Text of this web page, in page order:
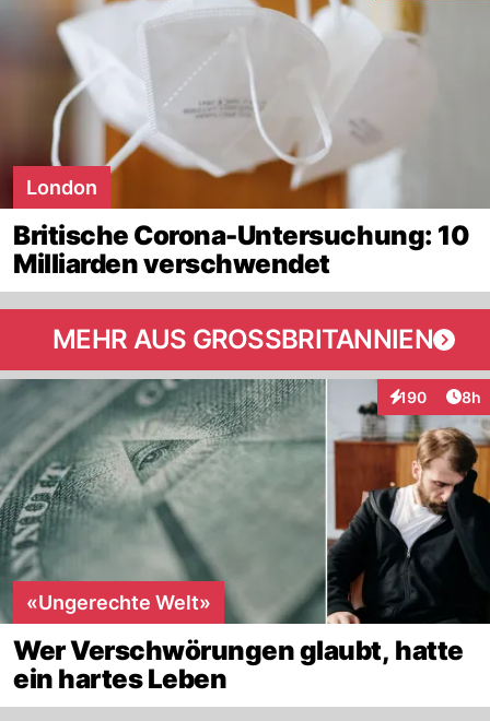
London
Britische Corona-Untersuchung: 10
Milliarden verschwendet
MEHR AUS GROSSBRITANNIEN
190
Interaktionen
8h
«Ungerechte Welt»
Wer Verschwörungen glaubt, hatte
ein hartes Leben